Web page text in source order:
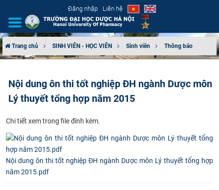
Đăng nhập Liên hệ
CƠ CẤU TỔ CHỨC
ĐÀO TẠO
ĐẢM BẢO CHẤT LƯỢNG
Trang chủ SINH VIÊN - HỌC VIÊN Sinh viên Thông báo
Nội dung ôn thi tốt nghiệp ĐH ngành Dược môn
Lý thuyết tổng hợp năm 2015
​Chi tiết xem trong file đính kèm.
Nội dung ôn thi tốt nghiệp ĐH ngành Dược môn Lý thuyết tổng hợp
năm 2015.pdf